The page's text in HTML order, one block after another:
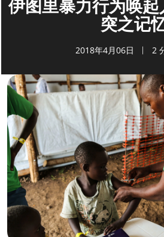
伊图里暴力行为唤
突之记
2018年4月06日 2